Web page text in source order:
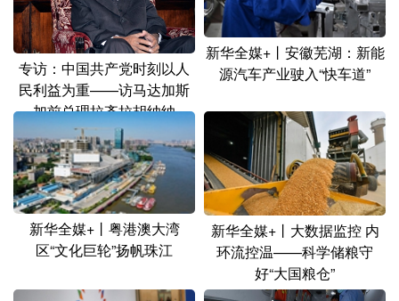
专访：中国共产党时刻以人
民利益为重——访马达加斯
加前总理拉齐拉胡纳纳
新华全媒+丨安徽芜湖：新能
源汽车产业驶入“快车道”
新华全媒+丨粤港澳大湾
区“文化巨轮”扬帆珠江
新华全媒+丨大数据监控 内
环流控温——科学储粮守
好“大国粮仓”